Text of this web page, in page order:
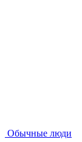
Обычные люди